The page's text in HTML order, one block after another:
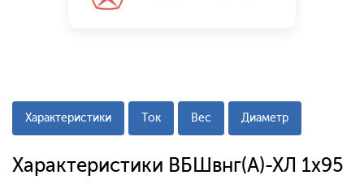
Характеристики Ток Вес Диаметр
Характеристики ВБШвнг(А)-ХЛ 1х95